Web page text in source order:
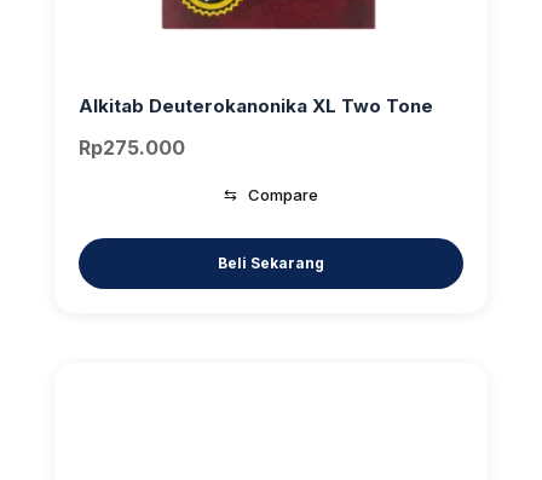
Alkitab Deuterokanonika XL Two Tone
Rp275.000
⇆ Compare